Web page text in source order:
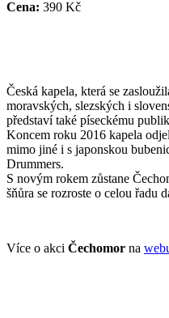
Cena: 390 Kč
Česká kapela, která se
moravských, slezských i
představí také píseckému
Koncem roku 2016 kapela
mimo jiné i s japonskou
Drummers.
S novým rokem zůstane
šňůra se rozroste o celou řadu
Více o akci Čechomor na